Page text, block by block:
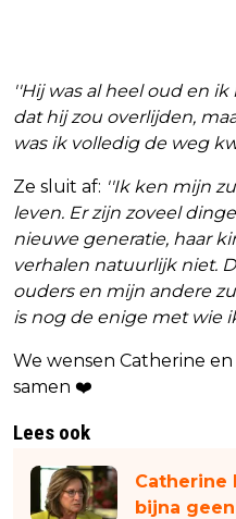
''Hij was al heel oud en
dat hij zou overlijden,
was ik volledig de weg
Ze sluit af: ''Ik ken mijn
leven. Er zijn zoveel
nieuwe generatie, haar
verhalen natuurlijk niet.
ouders en mijn andere
is nog de enige met wie
We wensen Catherine
samen ❤️
Lees ook
Catherine
bijna